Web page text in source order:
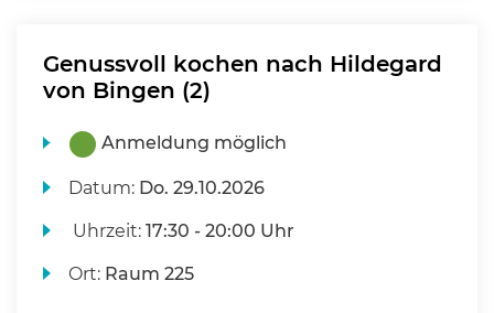
Genussvoll kochen nach Hildegard
von Bingen (2)
Anmeldung möglich
Datum: Do. 29.10.2026
Uhrzeit:17:30 - 20:00 Uhr
Ort: Raum 225